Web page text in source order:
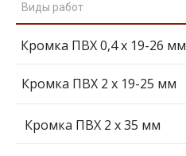
Виды работ
Кромка ПВХ 2 х 19-25 мм
Кромка ПВХ 0,4 х 19-26 мм
Кромка ПВХ 2 х 35 мм